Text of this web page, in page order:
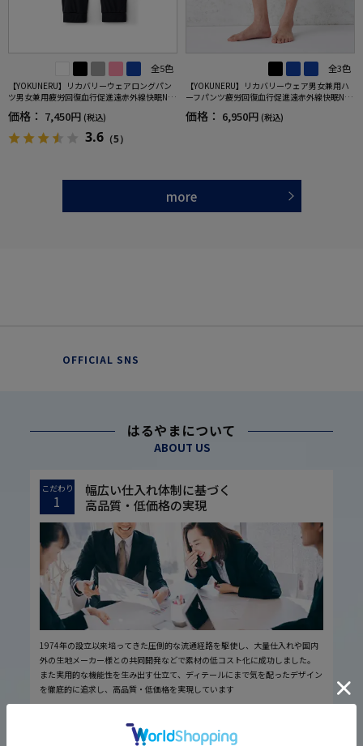
全5色
【YOKUNERU】リカバリーウェアロングパン
ツ男女兼用疲労回復血行促進遠赤外線快眠NA
NOMIX(R)【一般医療機器】SS～LLサイズ
価格： 7,450円 (税込)
3.6 （5）
全3色
【YOKUNERU】リカバリーウェア男女兼用ハ
ーフパンツ疲労回復血行促進遠赤外線快眠NA
NOMIX(R)【一般医療機器】SS～LLサイズ
価格： 6,950円 (税込)
more
OFFICIAL SNS
はるやまについて
ABOUT US
こだわり
1
幅広い仕入れ体制に基づく
高品質・低価格の実現
1974年の設立以来培ってきた圧倒的な流通経路を駆使し、大量仕入れや国内
外の生地メーカー様との共同開発などで素材の低コスト化に成功しました。
また実用的な機能性を生み出す仕立て、ディテールにまで気を配ったデザイン
を徹底的に追求し、高品質・低価格を実現しています
厳しい品質管理体制に基づく